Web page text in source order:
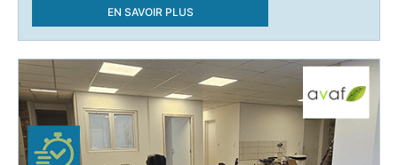
EN SAVOIR PLUS